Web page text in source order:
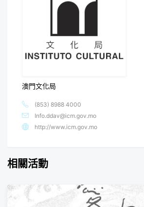
澳門文化局
(853) 8988 4000
Info.ddav@icm.gov.mo
http://www.icm.gov.mo
相關活動